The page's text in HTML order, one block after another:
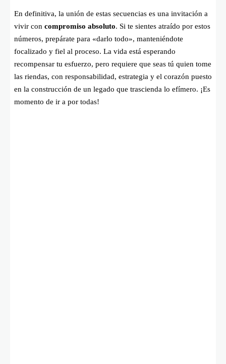
En definitiva, la unión de estas secuencias es una invitación a
vivir con compromiso absoluto. Si te sientes atraído por estos
números, prepárate para «darlo todo», manteniéndote
focalizado y fiel al proceso. La vida está esperando
recompensar tu esfuerzo, pero requiere que seas tú quien tome
las riendas, con responsabilidad, estrategia y el corazón puesto
en la construcción de un legado que trascienda lo efímero. ¡Es
momento de ir a por todas!